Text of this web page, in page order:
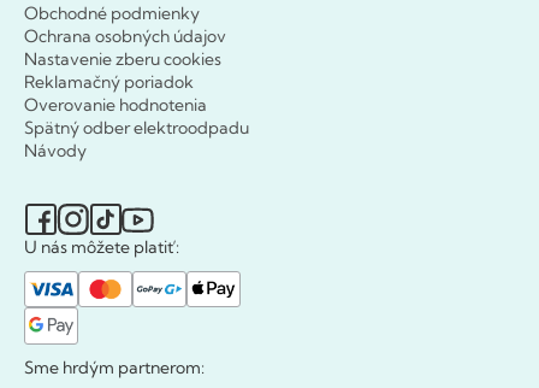
Obchodné podmienky
Ochrana osobných údajov
Nastavenie zberu cookies
Reklamačný poriadok
Overovanie hodnotenia
Spätný odber elektroodpadu
Návody
U nás môžete platiť:
Sme hrdým partnerom: